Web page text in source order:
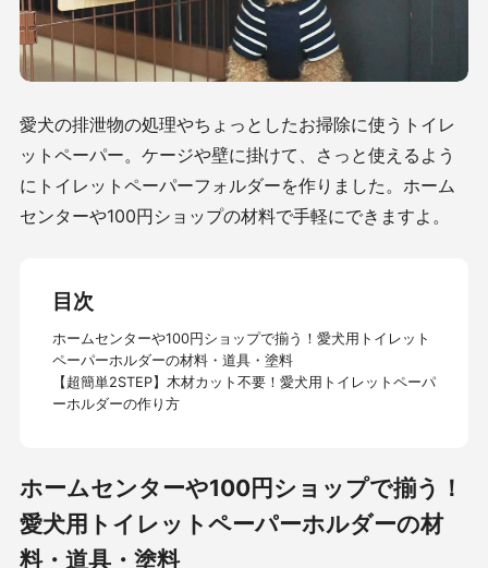
愛犬の排泄物の処理やちょっとしたお掃除に使うトイレ
ットペーパー。ケージや壁に掛けて、さっと使えるよう
にトイレットペーパーフォルダーを作りました。ホーム
センターや100円ショップの材料で手軽にできますよ。
目次
ホームセンターや100円ショップで揃う！愛犬用トイレット
ペーパーホルダーの材料・道具・塗料
【超簡単2STEP】木材カット不要！愛犬用トイレットペーパ
ーホルダーの作り方
ホームセンターや100円ショップで揃う！
愛犬用トイレットペーパーホルダーの材
料・道具・塗料